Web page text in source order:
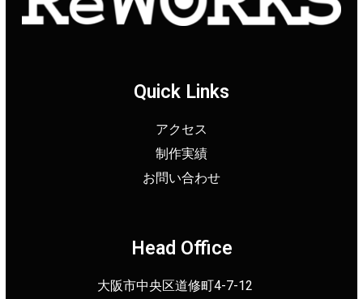
Quick Links
アクセス
制作実績
お問い合わせ
Head Office
大阪市中央区道修町4-7-12